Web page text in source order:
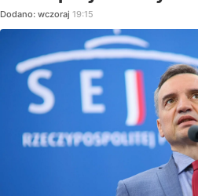
Dodano: wczoraj 19:15